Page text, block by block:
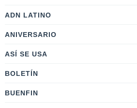
ADN LATINO
ANIVERSARIO
ASÍ SE USA
BOLETÍN
BUENFIN